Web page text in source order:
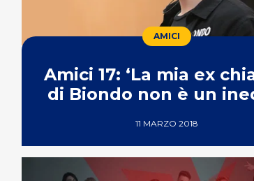
AMICI
Amici 17: ‘La mia ex
di Biondo non è un
11 MARZO 2018